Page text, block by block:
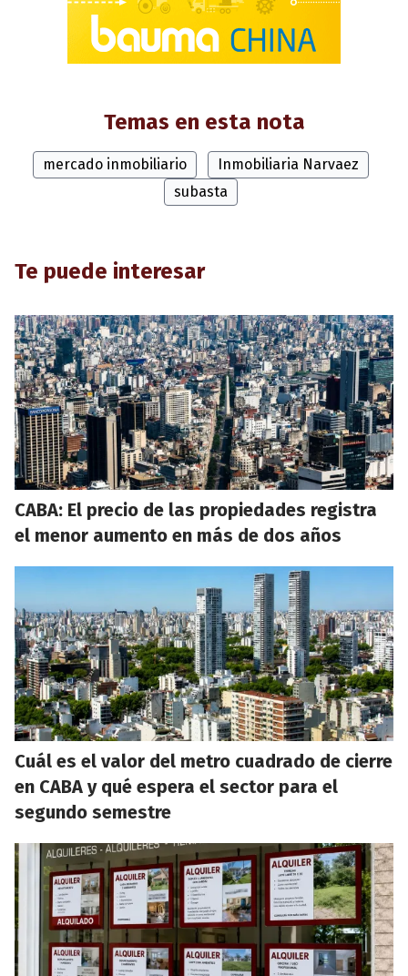
Temas en esta nota
mercado inmobiliario
Inmobiliaria Narvaez
subasta
Te puede interesar
CABA: El precio de las propiedades registra
el menor aumento en más de dos años
Cuál es el valor del metro cuadrado de cierre
en CABA y qué espera el sector para el
segundo semestre